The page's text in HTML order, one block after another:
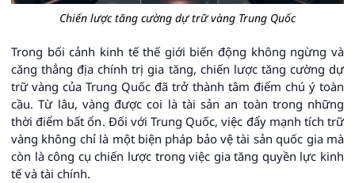
Chiến lược tăng cường dự trữ vàng Trung Quốc
Trong bối cảnh kinh tế thế giới biến động không ngừng và
căng thẳng địa chính trị gia tăng, chiến lược tăng cường dự
trữ vàng của Trung Quốc đã trở thành tâm điểm chú ý toàn
cầu. Từ lâu, vàng được coi là tài sản an toàn trong những
thời điểm bất ổn. Đối với Trung Quốc, việc đẩy mạnh tích trữ
vàng không chỉ là một biện pháp bảo vệ tài sản quốc gia mà
còn là công cụ chiến lược trong việc gia tăng quyền lực kinh
tế và tài chính.